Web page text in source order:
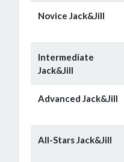
Novice Jack&Jill
Intermediate
Jack&Jill
Advanced Jack&Jill
All-Stars Jack&Jill